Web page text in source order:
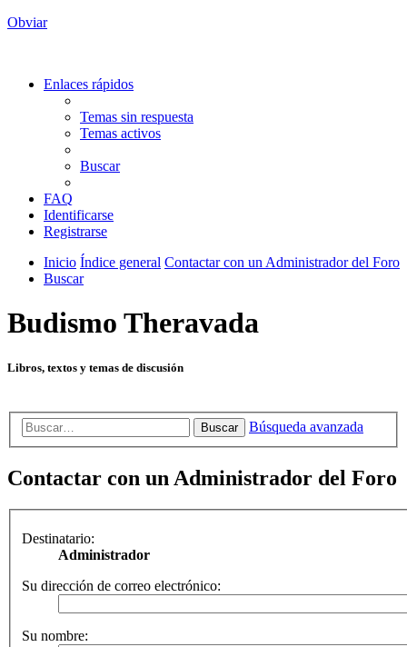
Obviar
Enlaces rápidos
Temas sin respuesta
Temas activos
Buscar
FAQ
Identificarse
Registrarse
Inicio Índice general Contactar con un Administrador del Foro
Buscar
Budismo Theravada
Libros, textos y temas de discusión
Buscar Búsqueda avanzada
Contactar con un Administrador del Foro
Destinatario:
Administrador
Su dirección de correo electrónico:
Su nombre: